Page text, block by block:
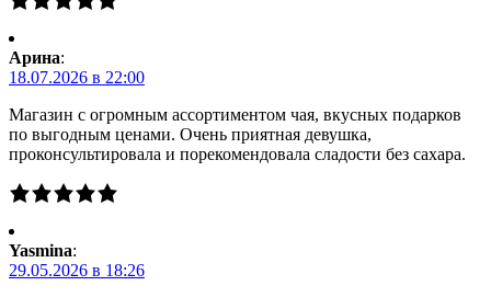
Арина:
18.07.2026 в 22:00
Магазин с огромным ассортиментом чая, вкусных подарков
по выгодным ценами. Очень приятная девушка,
проконсультировала и порекомендовала сладости без сахара.
Yasmina:
29.05.2026 в 18:26